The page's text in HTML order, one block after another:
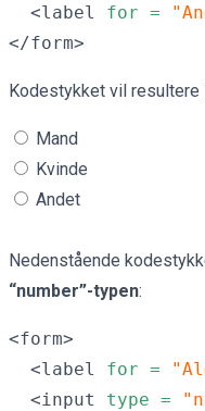
  <label
for =
</form>
Kodestykket vil resultere
Mand
Kvinde
Andet
Nedenstående
“number”-typen:
<form>
  <label
for =
  <input
type =